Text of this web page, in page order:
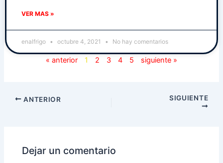
VER MAS »
enalfrigo octubre 4, 2021 No hay comentarios
« anterior 1 2 3 4 5 siguiente »
ANTERIOR SIGUIENTE
Dejar un comentario